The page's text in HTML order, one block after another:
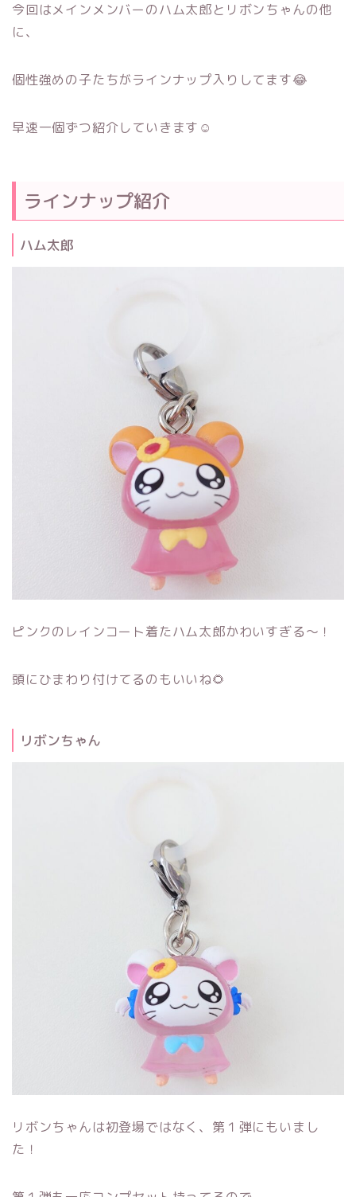
今回はメインメンバーのハム太郎とリボンちゃんの他
に、
個性強めの子たちがラインナップ入りしてます😂
早速一個ずつ紹介していきます☺
ラインナップ紹介
ハム太郎
ピンクのレインコート着たハム太郎かわいすぎる～！
頭にひまわり付けてるのもいいね🌻
リボンちゃん
リボンちゃんは初登場ではなく、第１弾にもいまし
た！